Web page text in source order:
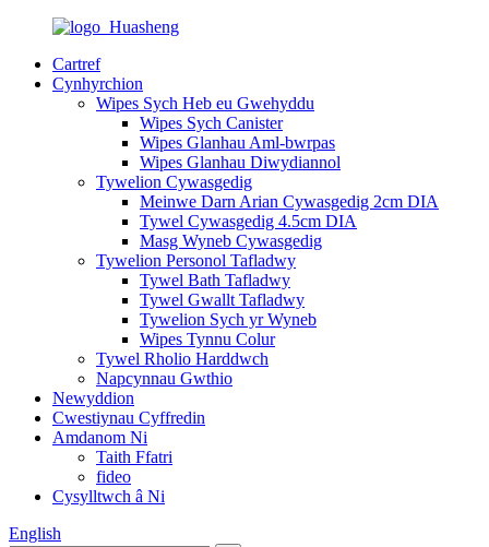
Cartref
Cynhyrchion
Wipes Sych Heb eu Gwehyddu
Wipes Sych Canister
Wipes Glanhau Aml-bwrpas
Wipes Glanhau Diwydiannol
Tywelion Cywasgedig
Meinwe Darn Arian Cywasgedig 2cm DIA
Tywel Cywasgedig 4.5cm DIA
Masg Wyneb Cywasgedig
Tywelion Personol Tafladwy
Tywel Bath Tafladwy
Tywel Gwallt Tafladwy
Tywelion Sych yr Wyneb
Wipes Tynnu Colur
Tywel Rholio Harddwch
Napcynnau Gwthio
Newyddion
Cwestiynau Cyffredin
Amdanom Ni
Taith Ffatri
fideo
Cysylltwch â Ni
English